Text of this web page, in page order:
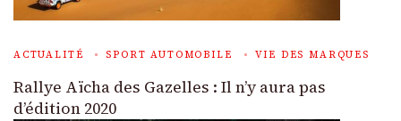
ACTUALITÉ SPORT AUTOMOBILE VIE DES MARQUES
Rallye Aïcha des Gazelles : Il n’y aura pas
d’édition 2020